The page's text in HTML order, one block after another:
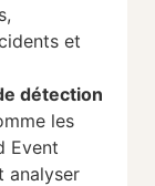
et
détection
les
Event
analyser